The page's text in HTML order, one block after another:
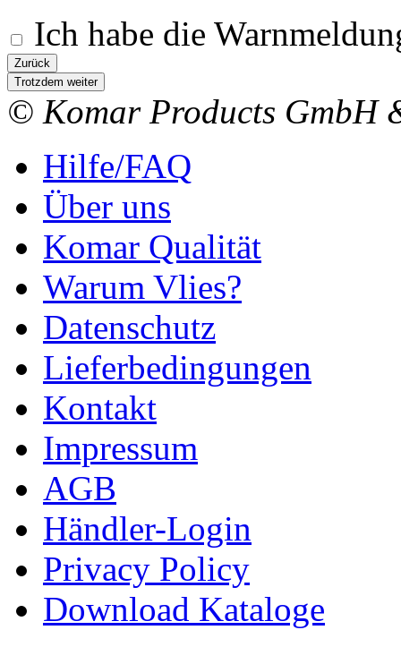
Ich habe die
Zurück
Trotzdem weiter
© Komar Products GmbH
Hilfe/FAQ
Über uns
Komar Qualität
Warum Vlies?
Datenschutz
Lieferbedingungen
Kontakt
Impressum
AGB
Händler-Login
Privacy Policy
Download Kataloge